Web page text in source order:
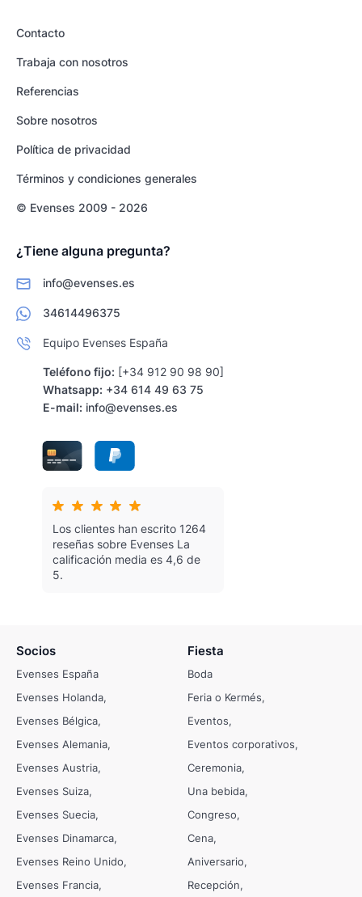
Contacto
Trabaja con nosotros
Referencias
Sobre nosotros
Política de privacidad
Términos y condiciones generales
© Evenses 2009 - 2026
¿Tiene alguna pregunta?
info@evenses.es
34614496375
Equipo Evenses España
Teléfono fijo: [+34 912 90 98 90]
Whatsapp: +34 614 49 63 75
E-mail: info@evenses.es
Los clientes han escrito 1264
reseñas sobre Evenses La
calificación media es 4,6 de
5.
Socios
Evenses España
Evenses Holanda
Evenses Bélgica
Evenses Alemania
Evenses Austria
Evenses Suiza
Evenses Suecia
Evenses Dinamarca
Evenses Reino Unido
Evenses Francia
Fiesta
Boda
Feria o Kermés
Eventos
Eventos corporativos
Ceremonia
Una bebida
Congreso
Cena
Aniversario
Recepción